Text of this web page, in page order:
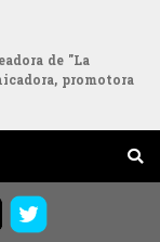
de "La
promotora